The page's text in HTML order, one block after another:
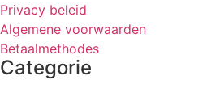
Privacy beleid
Algemene voorwaarden
Betaalmethodes
Categorie